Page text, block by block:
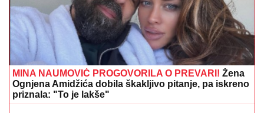
Partizan očitao bukvicu Tobolu u
Humskoj! Crno-beli velikom pobedom
zakoračili ka Španiji
SRPSKOM REPREZENTATIVCU
DEMOLIRAN AUTO Saša Lukić bio u
inostranstvu kada su mu polupana
stakla na skupocenom "bentliju"